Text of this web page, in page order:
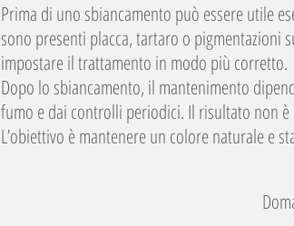
Prima di uno sbiancamento può essere utile
sono presenti placca, tartaro o pigmentazioni
impostare il trattamento in modo più corretto.
Dopo lo sbiancamento, il mantenimento
fumo e dai controlli periodici. Il risultato non
L’obiettivo è mantenere un colore naturale e